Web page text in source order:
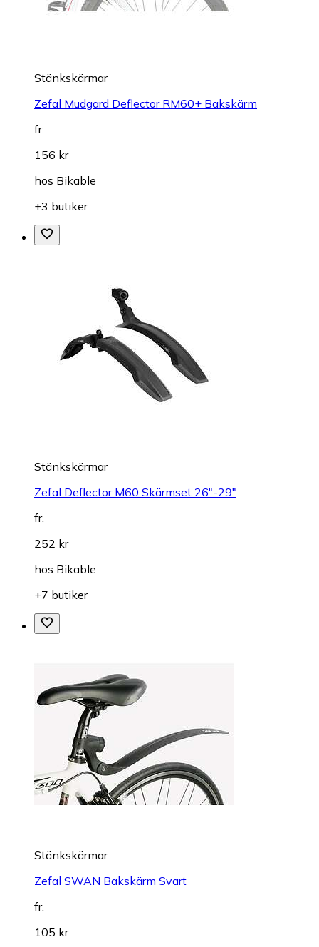
Stänkskärmar
Zefal Mudgard Deflector RM60+ Bakskärm
fr.
156 kr
hos Bikable
+3 butiker
Stänkskärmar
Zefal Deflector M60 Skärmset 26"-29"
fr.
252 kr
hos Bikable
+7 butiker
Stänkskärmar
Zefal SWAN Bakskärm Svart
fr.
105 kr